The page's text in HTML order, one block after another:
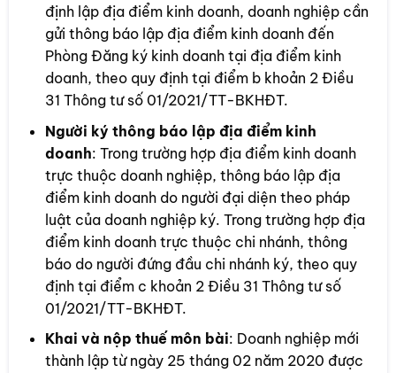
định lập địa điểm kinh doanh, doanh nghiệp cần
gửi thông báo lập địa điểm kinh doanh đến
Phòng Đăng ký kinh doanh tại địa điểm kinh
doanh, theo quy định tại điểm b khoản 2 Điều
31 Thông tư số 01/2021/TT-BKHĐT.
Người ký thông báo lập địa điểm kinh
doanh: Trong trường hợp địa điểm kinh doanh
trực thuộc doanh nghiệp, thông báo lập địa
điểm kinh doanh do người đại diện theo pháp
luật của doanh nghiệp ký. Trong trường hợp địa
điểm kinh doanh trực thuộc chi nhánh, thông
báo do người đứng đầu chi nhánh ký, theo quy
định tại điểm c khoản 2 Điều 31 Thông tư số
01/2021/TT-BKHĐT.
Khai và nộp thuế môn bài: Doanh nghiệp mới
thành lập từ ngày 25 tháng 02 năm 2020 được